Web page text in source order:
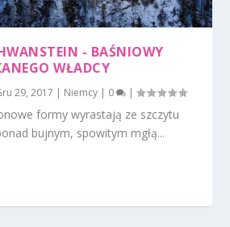
- BAŚNIOWY
WŁADCY
29, 2017 | Niemcy | 0 |
formy wyrastają ze szczytu
bujnym, spowitym mgłą...